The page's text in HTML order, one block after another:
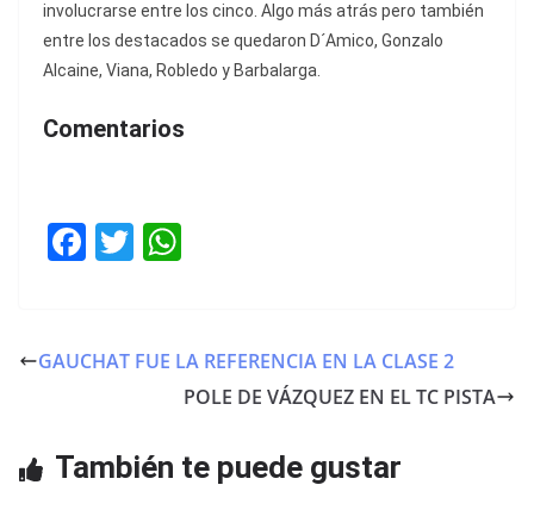
involucrarse entre los cinco. Algo más atrás pero también
entre los destacados se quedaron D´Amico, Gonzalo
Alcaine, Viana, Robledo y Barbalarga.
Comentarios
F
e
o
T
er s
A
p
GAUCHAT FUE LA REFERENCIA EN LA CLASE 2
POLE DE VÁZQUEZ EN EL TC PISTA
También te puede gustar